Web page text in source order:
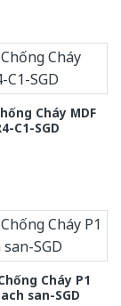
Cháy MDF
C1-SGD
Cháy P1
san-SGD